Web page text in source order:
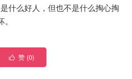
什么好人，但也不是什么掏心掏
 赞 (0)